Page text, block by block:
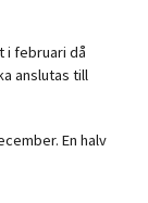
i februari då
anslutas till
En halv